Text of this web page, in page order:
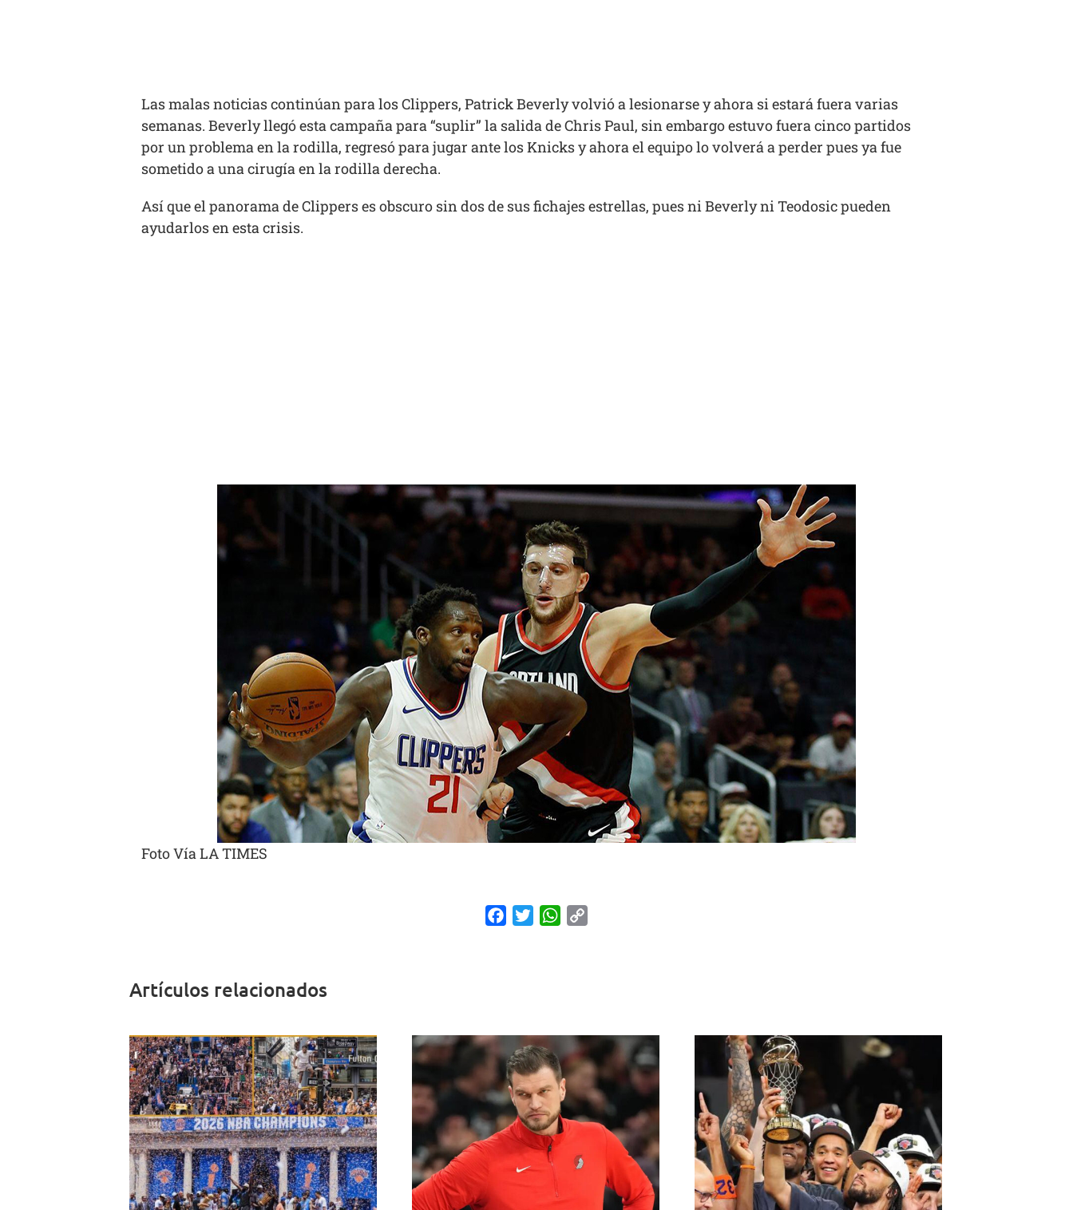
Las malas noticias continúan para los Clippers, Patrick Beverly volvió a lesionarse y ahora si estará fuera varias
semanas. Beverly llegó esta campaña para “suplir” la salida de Chris Paul, sin embargo estuvo fuera cinco partidos
por un problema en la rodilla, regresó para jugar ante los Knicks y ahora el equipo lo volverá a perder pues ya fue
sometido a una cirugía en la rodilla derecha.
Así que el panorama de Clippers es obscuro sin dos de sus fichajes estrellas, pues ni Beverly ni Teodosic pueden
ayudarlos en esta crisis.
Foto Vía LA TIMES
FacebookTwitterWhatsApp
Artículos relacionados